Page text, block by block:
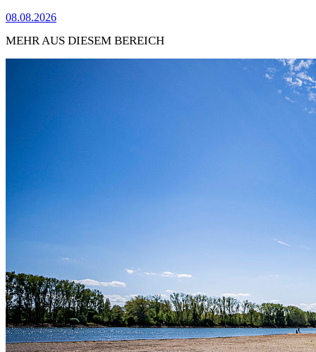
08.08.2026
MEHR AUS DIESEM BEREICH